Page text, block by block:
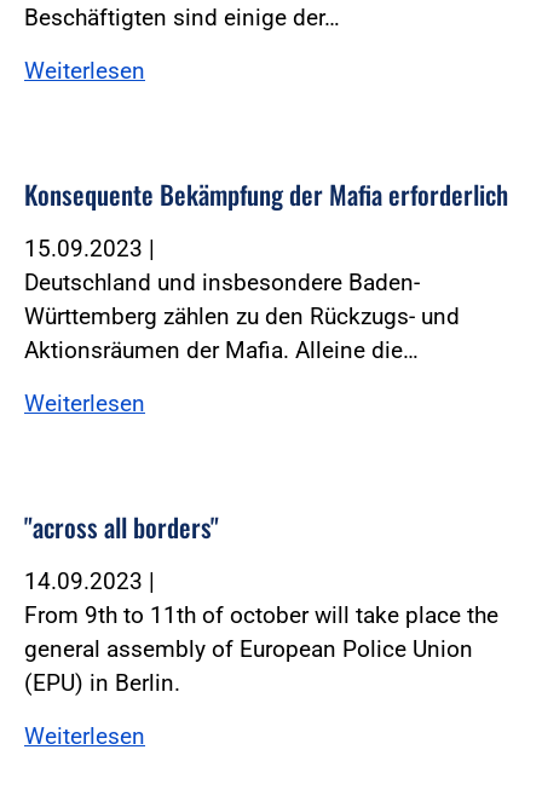
Beschäftigten sind einige der…
Weiterlesen
Konsequente Bekämpfung der Mafia erforderlich
15.09.2023 |
Deutschland und insbesondere Baden-
Württemberg zählen zu den Rückzugs- und
Aktionsräumen der Mafia. Alleine die…
Weiterlesen
"across all borders"
14.09.2023 |
From 9th to 11th of october will take place the
general assembly of European Police Union
(EPU) in Berlin.
Weiterlesen